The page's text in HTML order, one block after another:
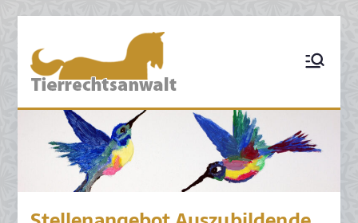
Inhalt
springen
TIERRECHT
SANWALT:
Kanzlei für
Tierrecht
Tierhalterrecht,
Tierarztrecht,
Tierschutzrecht,
Grosstierrecht,
Hunderecht,
Nutztierrecht,
Tierzuchtrecht,
Ankaufsuntersuchun